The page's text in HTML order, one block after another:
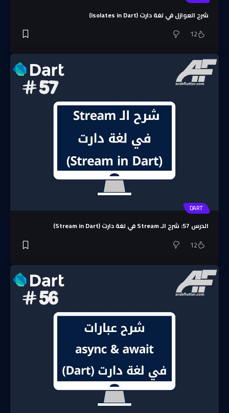
شرح العوازل في لغة دارت (Isolates in Dart)
12
DART
الدرس 57: شرح الـ Stream في لغة دارت (Stream in Dart)
12